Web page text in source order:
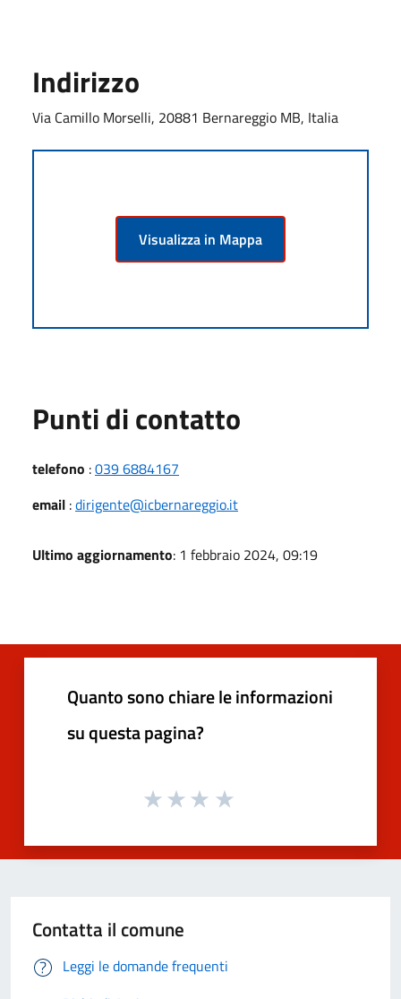
Indirizzo
Via Camillo Morselli, 20881 Bernareggio MB, Italia
Visualizza in Mappa
Punti di contatto
telefono :039 6884167
email :dirigente@icbernareggio.it
Ultimo aggiornamento: 1 febbraio 2024, 09:19
Quanto sono chiare le informazioni
su questa pagina?
Contatta il comune
Leggi le domande frequenti